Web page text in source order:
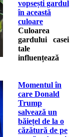
vopsești gardul
în această
culoare
Culoarea
gardului casei
tale
influențează
Momentul în
care Donald
Trump
salvează un
băiețel de la o
căzătură de pe